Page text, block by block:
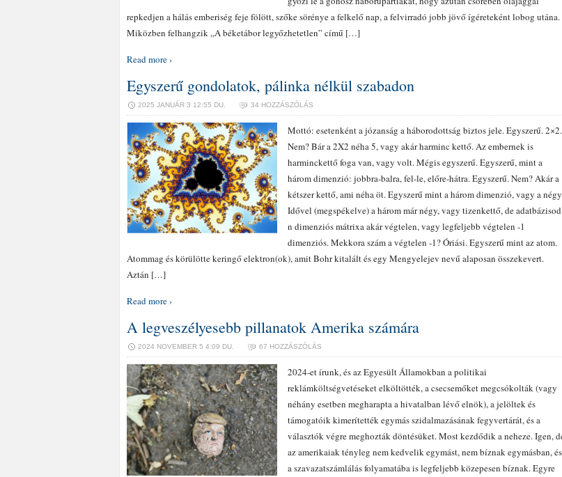
repkedjen a hálás emberiség feje fölött, szőke sörénye a felkelő nap, a felvirradó jobb jövő ígéreteként lobog utána.
Miközben felhangzik „A béketábor legyőzhetetlen” című […]
Read more ›
Egyszerű gondolatok, pálinka nélkül szabadon
2025 JANUÁR 3 12:55 DU. 34 HOZZÁSZÓLÁS
Mottó: esetenként a józanság a háborodottság biztos jele. Egyszerű. 2×2.
Nem? Bár a 2X2 néha 5, vagy akár harminc kettő. Az embernek is
harminckettő foga van, vagy volt. Mégis egyszerű. Egyszerű, mint a
három dimenzió: jobbra-balra, fel-le, előre-hátra. Egyszerű. Nem? Akár a
kétszer kettő, ami néha öt. Egyszerű mint a három dimenzió, vagy a
Idővel (megspékelve) a három már négy, vagy tizenkettő, de adatbázisod
n dimenziós mátrixa akár végtelen, vagy legfeljebb végtelen -1
dimenziós. Mekkora szám a végtelen -1? Óriási. Egyszerű mint az atom.
Atommag és körülötte keringő elektron(ok), amit Bohr kitalált és egy Mengyelejev nevű alaposan összekevert.
Aztán […]
Read more ›
A legveszélyesebb pillanatok Amerika számára
2024 NOVEMBER 5 4:09 DU. 67 HOZZÁSZÓLÁS
2024-et írunk, és az Egyesült Államokban a politikai
reklámköltségvetéseket elköltötték, a csecsemőket megcsókolták (vagy
néhány esetben megharapta a hivatalban lévő elnök), a jelöltek és
támogatóik kimerítették egymás szidalmazásának fegyvertárát, és a
választók végre meghozták döntésüket. Most kezdődik a neheze. Igen,
az amerikaiak tényleg nem kedvelik egymást, nem bíznak egymásban, és
a szavazatszámlálás folyamatába is legfeljebb közepesen bíznak. Egyre